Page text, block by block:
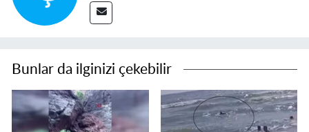
Bunlar da ilginizi çekebilir